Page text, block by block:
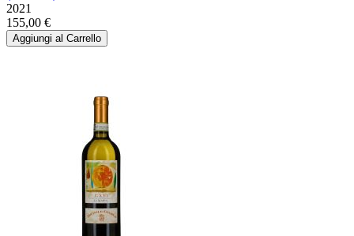
2021
155,00 €
Aggiungi al Carrello